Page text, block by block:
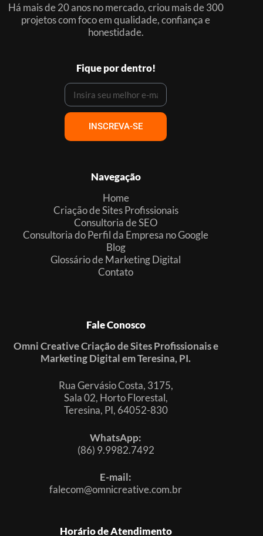
Há mais de 20 anos no mercado, criou mais de 300
projetos com foco em qualidade, confiança e
honestidade.
Fique por dentro!
INSCREVA-SE
Navegação
Home
Criação de Sites Profissionais
Consultoria de SEO
Consultoria do Perfil da Empresa no Google
Blog
Glossário de Marketing Digital
Contato
Fale Conosco
Omni Creative Criação de Sites Profissionais e
Marketing Digital em Teresina, PI.
Rua Gervásio Costa, 3175,
Sala 02, Horto Florestal,
Teresina, PI, 64052-830
WhatsApp:
(86) 9.9982.7492
E-mail:
falecom@omnicreative.com.br
Horário de Atendimento